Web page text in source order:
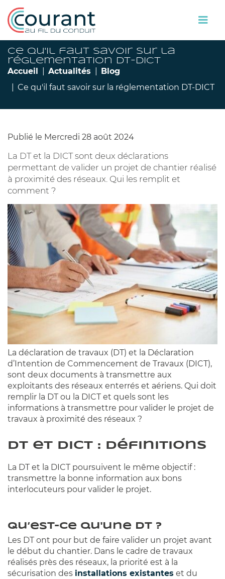
Ce qu'il faut savoir sur la
réglementation DT-DICT
Accueil Actualités
Blog
Ce qu'il faut savoir sur la réglementation DT-DICT
Publié le Mercredi 28 août 2024
La DT et la DICT sont deux déclarations
permettant de valider un projet de chantier réalisé
à proximité des réseaux. Qui les remplit et
comment ?
La déclaration de travaux (DT) et la Déclaration
d’Intention de Commencement de Travaux (DICT),
sont deux documents à transmettre aux
exploitants des réseaux enterrés et aériens. Qui doit
remplir la DT ou la DICT et quels sont les
informations à transmettre pour valider le projet de
travaux à proximité des réseaux ?
DT et DICT : définitions
La DT et la DICT poursuivent le même objectif :
transmettre la bonne information aux bons
interlocuteurs pour valider le projet.
Qu’est-ce qu'une DT ?
Les DT ont pour but de faire valider un projet avant
le début du chantier. Dans le cadre de travaux
réalisés près des réseaux, la priorité est à la
sécurisation des installations existantes et du